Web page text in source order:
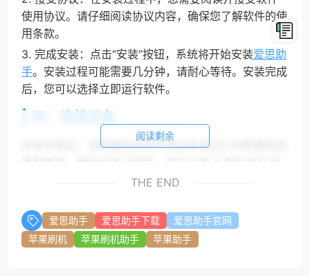
使用协议。请仔细阅读协议内容，确保您了解软件的使
用条款。
3. 完成安装：点击“安装”按钮，系统将开始安装爱思助
手。安装过程可能需要几分钟，请耐心等待。安装完成
后，您可以选择立即运行软件。
安装完成后，您需要将您的苹果设备通过USB数据线连
接到电脑。确保设备已解锁，并在设备上选择“信任此
电脑”。这一步骤非常重要，只有在信任电脑的情况
五、使用爱思助手管理设备
阅读剩余
THE END
爱思助手 爱思助手下载
爱思助手官网
苹果刷机
苹果刷机助手 苹果助手